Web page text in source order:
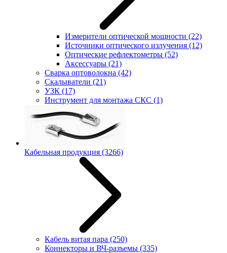
Измерители оптической мощности (22)
Источники оптического излучения (12)
Оптические рефлектометры (52)
Аксессуары (21)
Сварка оптоволокна (42)
Скалыватели (21)
УЗК (17)
Инструмент для монтажа СКС (1)
Кабельная продукция (3266)
Кабель витая пара (250)
Коннекторы и ВЧ-разъемы (335)